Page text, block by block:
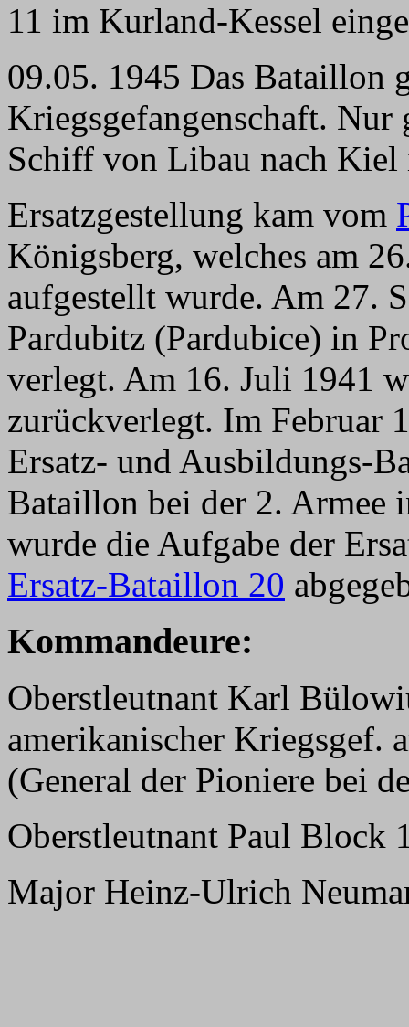
11 im Kurland-Kessel
09.05. 1945 Das Bataillon
Kriegsgefangenschaft. Nur
Schiff von Libau nach Kiel
Ersatzgestellung kam vom
Königsberg, welches am
aufgestellt wurde. Am 27.
Pardubitz (Pardubice) in
verlegt. Am 16. Juli 1941
zurückverlegt. Im Februar
Ersatz- und Ausbildungs-
Bataillon bei der 2. Armee
wurde die Aufgabe der
Ersatz-Bataillon 20
Kommandeure:
Oberstleutnant Karl
amerikanischer Kriegsgef.
(General der Pioniere bei
Oberstleutnant Paul Block
Major Heinz-Ulrich